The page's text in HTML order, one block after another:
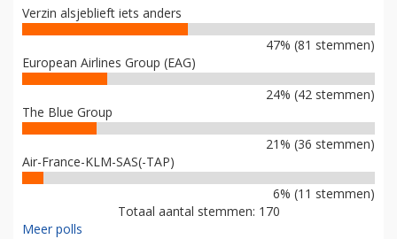
Verzin alsjeblieft iets anders
47% (81 stemmen)
European Airlines Group (EAG)
24% (42 stemmen)
The Blue Group
21% (36 stemmen)
Air-France-KLM-SAS(-TAP)
6% (11 stemmen)
Totaal aantal stemmen: 170
Meer polls